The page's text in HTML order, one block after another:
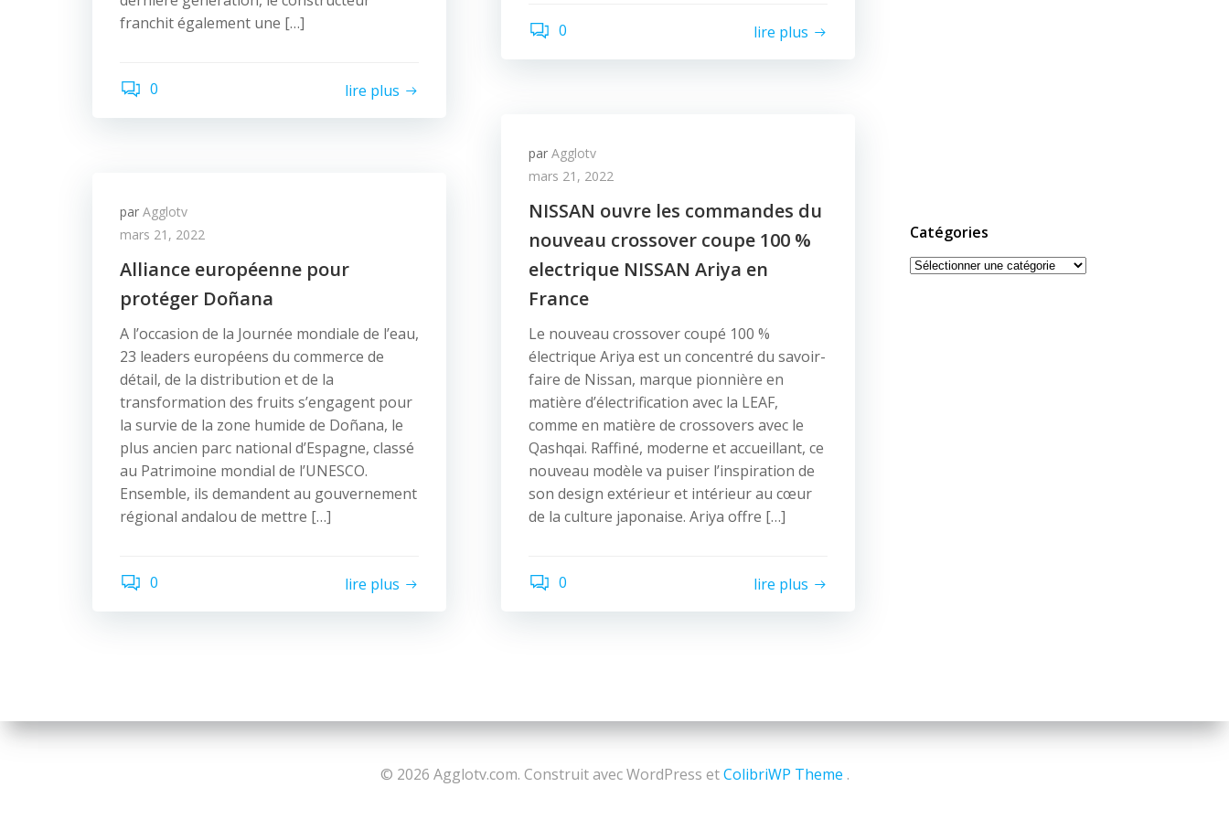
franchit également une […]
0 lire plus
0 lire plus
par Agglotv
mars 21, 2022
NISSAN ouvre les commandes du
nouveau crossover coupe 100 %
electrique NISSAN Ariya en
France
Le nouveau crossover coupé 100 %
électrique Ariya est un concentré du savoir-
faire de Nissan, marque pionnière en
matière d’électrification avec la LEAF,
comme en matière de crossovers avec le
Qashqai. Raffiné, moderne et accueillant, ce
nouveau modèle va puiser l’inspiration de
son design extérieur et intérieur au cœur
de la culture japonaise. Ariya offre […]
0 lire plus
par Agglotv
mars 21, 2022
Alliance européenne pour
protéger Doñana
A l’occasion de la Journée mondiale de l’eau,
23 leaders européens du commerce de
détail, de la distribution et de la
transformation des fruits s’engagent pour
la survie de la zone humide de Doñana, le
plus ancien parc national d’Espagne, classé
au Patrimoine mondial de l’UNESCO.
Ensemble, ils demandent au gouvernement
régional andalou de mettre […]
0 lire plus
Catégories
Catégories
© 2026 Agglotv.com. Construit avec WordPress etColibriWP Theme .